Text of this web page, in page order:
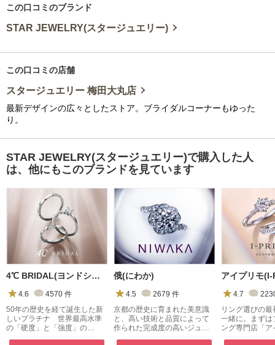
この口コミのブランド
STAR JEWELRY(スタージュエリー)
この口コミの店舗
スタージュエリー 梅田大丸店
最新デザインの広々としたストア。ブライダルコーナーもゆった
り。
STAR JEWELRY(スタージュエリー)で購入した人
は、他にもこのブランドを見ています
4℃ BRIDAL(ヨンドシーブライダル)
4.6 4570 件
50年の歴史を経て誕生した新
しいプラチナ 世界最高水準
の「硬度」と「強度」の
俄(にわか)
4.5 2679 件
京都の歴史に育まれた美意識
と、高い技術と品質によって
作られた完成度の高いジュエ
アイプリモ(I-
4.7
リング選びの
一緒に。まずは
ング専門店「ア